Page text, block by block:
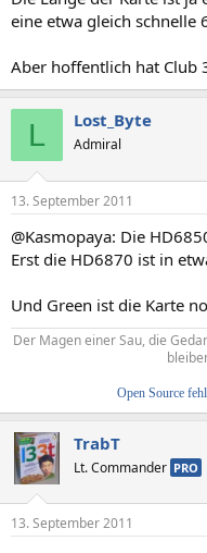
eine etwa gleich schnelle
Aber hoffentlich hat Club
L Lost_Byte
Admiral
13. September 2011
@Kasmopaya: Die
Erst die HD6870 ist in
Und Green ist die Karte
Der Magen einer Sau, die
Open Source
TrabT
Lt. Commander PRO
13. September 2011